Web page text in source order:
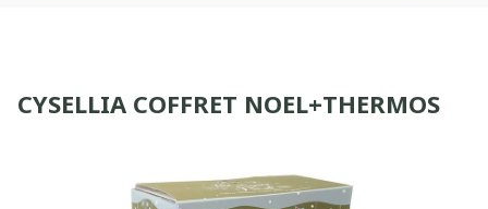
CYSELLIA COFFRET NOEL+THERMOS